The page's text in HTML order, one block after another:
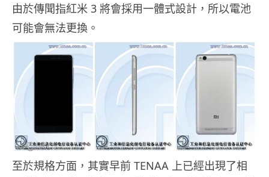
由於傳聞指紅米 3 將會採用一體式設計，所以電池
可能會無法更換。
至於規格方面，其實早前 TENAA 上已經出現了相